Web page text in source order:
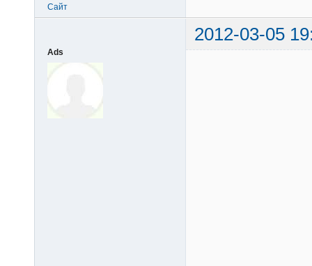
Сайт
2012-03-05
Ads